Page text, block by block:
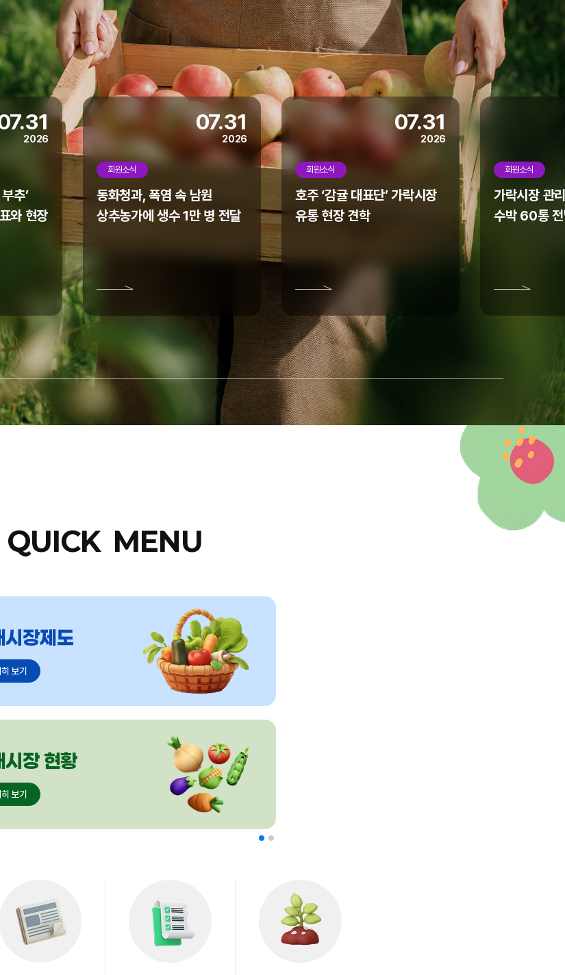
2026
추’
와 현장
07.31
2026
회원소식
동화청과, 폭염 속 남원
상추농가에 생수 1만 병 전달
07.31
2026
회원소식
호주 ‘감귤 대표단’ 가락시장
유통 현장 견학
회원소식
가락시장 관
수박 60통
QUICK MENU
시장제도
장 현황
소개
현황
히 보기